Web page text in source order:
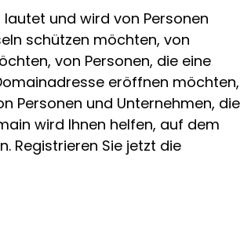
und wird von Personen
schützen möchten, von
von Personen, die eine
eröffnen möchten,
Personen und Unternehmen, die
wird Ihnen helfen, auf dem
Registrieren Sie jetzt die